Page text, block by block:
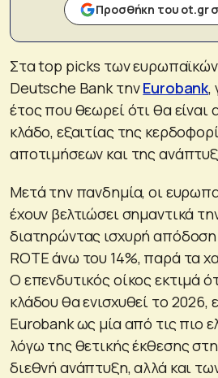
Προσθήκη του ot.gr
Στα top picks των
Deutsche Bank τηνEurobank,
έτος που θεωρεί ότι θα είναι
κλάδο, εξαιτίας της
αποτιμήσεων και της
Μετά την πανδημία, οι
έχουν βελτιώσει σημαντικά
διατηρώντας ισχυρή απόδοση
ROTE άνω του 14%, παρά τα
Ο επενδυτικός οίκος εκτιμά
κλάδου θα ενισχυθεί το 2026,
Eurobank ως μία από τις πιο
λόγω της θετικής έκθεσης
διεθνή ανάπτυξη, αλλά και